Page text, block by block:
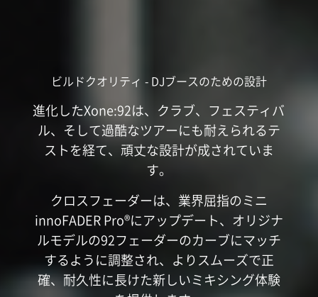
ビルドクオリティ - DJブースのための設計
進化したXone:92は、クラブ、フェスティバ
ル、そして過酷なツアーにも耐えられるテ
ストを経て、頑丈な設計が成されていま
す。
クロスフェーダーは、業界屈指のミニ
innoFADER Pro®にアップデート、オリジナ
ルモデルの92フェーダーのカーブにマッチ
するように調整され、よりスムーズで正
確、耐久性に長けた新しいミキシング体験